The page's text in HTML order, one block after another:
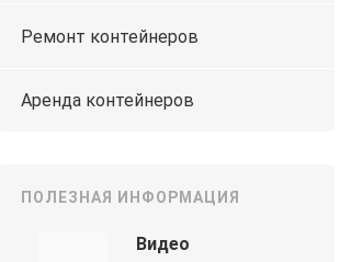
Ремонт контейнеров
Аренда контейнеров
ПОЛЕЗНАЯ ИНФОРМАЦИЯ
Видео